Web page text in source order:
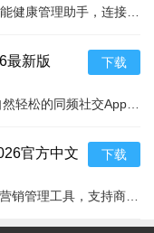
最新版
下载
官方中文
下载